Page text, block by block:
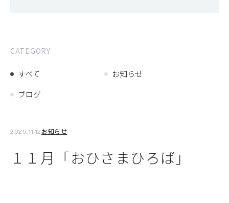
CATEGORY
すべて
お知らせ
ブログ
2025.11.12 お知らせ
１１月「おひさまひろば」